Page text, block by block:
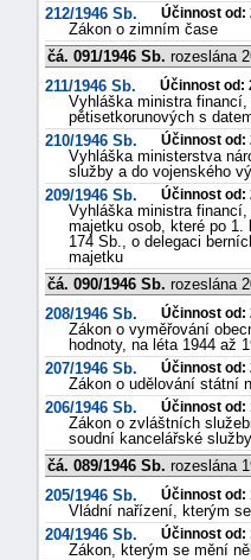
212/1946 Sb.
Účinnost od:
Zákon o zimním čase
čá. 091/1946 Sb. rozeslána
211/1946 Sb.
Účinnost od:
Vyhláška ministra
pětisetkorunových s
210/1946 Sb.
Účinnost od:
Vyhláška ministerstva
služby a do vojenského
209/1946 Sb.
Účinnost od:
Vyhláška ministra
majetku osob, které po
174 Sb., o delegaci
majetku
čá. 090/1946 Sb. rozeslána
208/1946 Sb.
Účinnost od:
Zákon o vyměřování
hodnoty, na léta 1944 až
207/1946 Sb.
Účinnost od:
Zákon o udělování státní
206/1946 Sb.
Účinnost od:
Zákon o zvláštních
soudní kancelářské
čá. 089/1946 Sb. rozeslána
205/1946 Sb.
Účinnost od:
Vládní nařízení, kterým
204/1946 Sb.
Účinnost od:
Zákon, kterým se mění